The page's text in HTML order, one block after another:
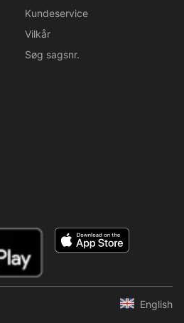
Kundeservice
Vilkår
Søg sagsnr.
English